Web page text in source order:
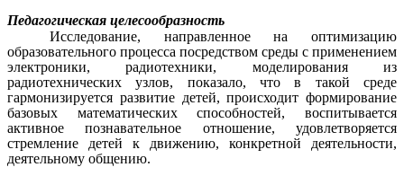
Педагогическая целесообразность
Исследование, направленное на оптимизацию
образовательного процесса посредством среды с применением
электроники, радиотехники, моделирования из
радиотехнических узлов, показало, что в такой среде
гармонизируется развитие детей, происходит формирование
базовых математических способностей, воспитывается
активное познавательное отношение, удовлетворяется
стремление детей к движению, конкретной деятельности,
деятельному общению.